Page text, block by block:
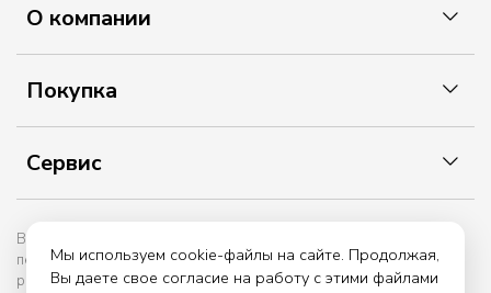
О компании
Покупка
Сервис
Вы принимаете условия политики в отношении обработки
персональных данных и пользовательского соглашения каждый
раз, когда оставляете свои данные в любой форме обратной
Мы используем cookie-файлы на сайте. Продолжая,
Вы даете свое согласие на работу с этими файлами